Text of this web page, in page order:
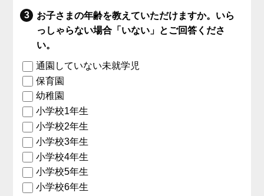
お子さまの年齢を教えていただけますか。いら
っしゃらない場合「いない」とご回答くださ
い。
通園していない未就学児
保育園
幼稚園
小学校1年生
小学校2年生
小学校3年生
小学校4年生
小学校5年生
小学校6年生